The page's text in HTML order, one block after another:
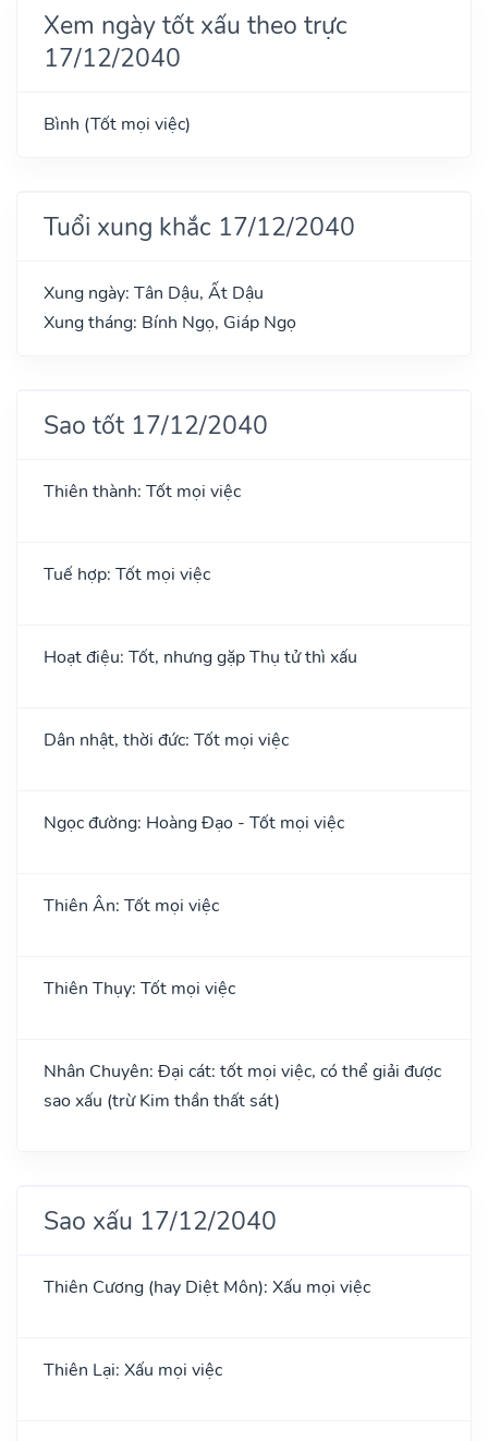
Xem ngày tốt xấu theo trực
17/12/2040
Bình (Tốt mọi việc)
Tuổi xung khắc 17/12/2040
Xung ngày: Tân Dậu, Ất Dậu
Xung tháng: Bính Ngọ, Giáp Ngọ
Sao tốt 17/12/2040
Thiên thành: Tốt mọi việc
Tuế hợp: Tốt mọi việc
Hoạt điệu: Tốt, nhưng gặp Thụ tử thì xấu
Dân nhật, thời đức: Tốt mọi việc
Ngọc đường: Hoàng Đạo - Tốt mọi việc
Thiên Ân: Tốt mọi việc
Thiên Thụy: Tốt mọi việc
Nhân Chuyên: Đại cát: tốt mọi việc, có thể giải được
sao xấu (trừ Kim thần thất sát)
Sao xấu 17/12/2040
Thiên Cương (hay Diệt Môn): Xấu mọi việc
Thiên Lại: Xấu mọi việc